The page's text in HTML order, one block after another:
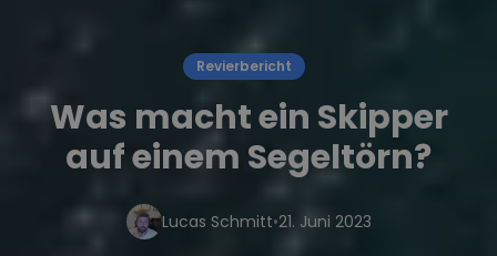
Revierbericht
Was macht ein Skipper
auf einem Segeltörn?
Lucas Schmitt•21. Juni 2023